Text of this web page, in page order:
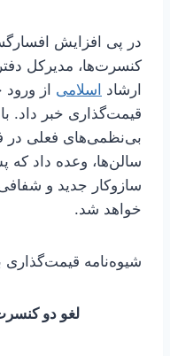
در پی افزایش
کنسرت‌ها، مدیرکل
ارشاد اسلامی از
قیمت‌گذاری خبر داد.
بی‌نظمی‌های فعلی در
سالن‌ها، وعده داد که
سازوکار جدید و
خواهد شد.
شیوه‌نامه
لغو دو